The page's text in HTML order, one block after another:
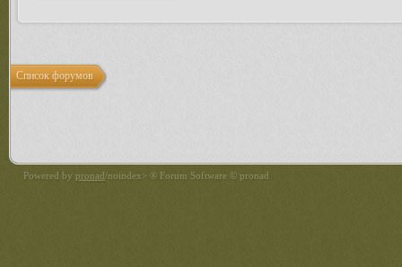
Список форумов
Powered by pronad/noindex> ® Forum Software © pronad